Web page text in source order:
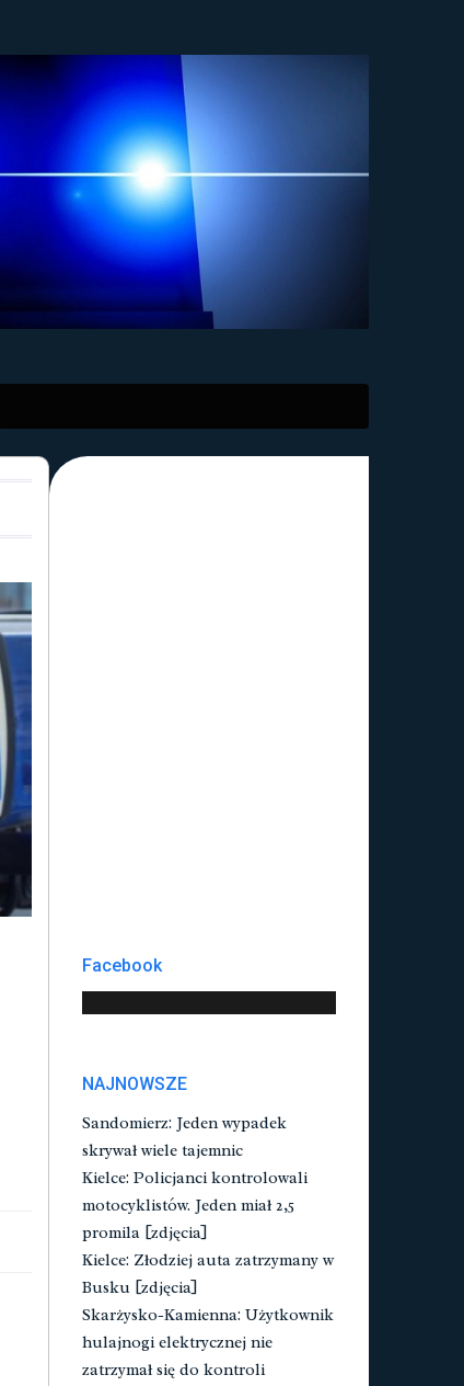
Facebook
NAJNOWSZE
Sandomierz: Jeden wypadek
skrywał wiele tajemnic
Kielce: Policjanci kontrolowali
motocyklistów. Jeden miał 2,5
promila [zdjęcia]
Kielce: Złodziej auta zatrzymany w
Busku [zdjęcia]
Skarżysko-Kamienna: Użytkownik
hulajnogi elektrycznej nie
zatrzymał się do kontroli